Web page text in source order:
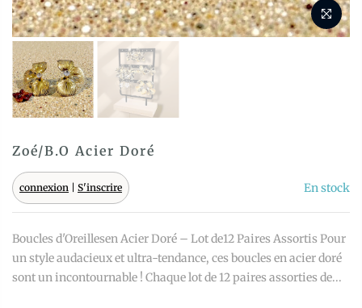
Zoé/B.O Acier Doré
connexion S'inscrire En stock
Boucles d'Oreillesen Acier Doré – Lot de12 Paires Assortis Pour
un style audacieux et ultra-tendance, ces boucles en acier doré
sont un incontournable ! Chaque lot de 12 paires assorties de...